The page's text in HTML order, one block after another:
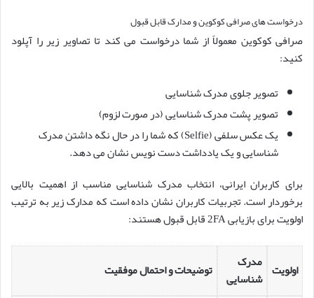
درخواست های صرافی کوکوین و مدارک قابل قبول
صرافی کوکوین معمولاً از شما درخواست می کند تا تصاویر زیر را آپلود
کنید:
تصویر جلوی مدرک شناسایی
تصویر پشت مدرک شناسایی (در صورت لزوم)
یک عکس سلفی (Selfie) که شما را در حال نگه داشتن مدرک
شناسایی و یک یادداشت دست نویس نشان می دهد.
برای کاربران ایرانی، انتخاب مدرک شناسایی مناسب از اهمیت بالایی
برخوردار است. تجربیات کاربران نشان داده است که مدارک زیر به ترتیب
اولویت برای بازیابی 2FA قابل قبول هستند:
اولویت مدرک
شناسایی
توضیحات و احتمال موفقیت